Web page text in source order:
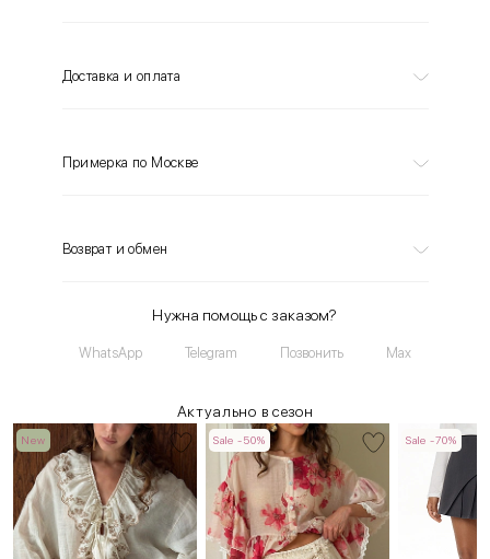
Доставка и оплата
Примерка по Москве
Возврат и обмен
Нужна помощь с заказом?
WhatsApp Telegram Позвонить Max
Актуально в сезон
New Sale -50% Sale -70%